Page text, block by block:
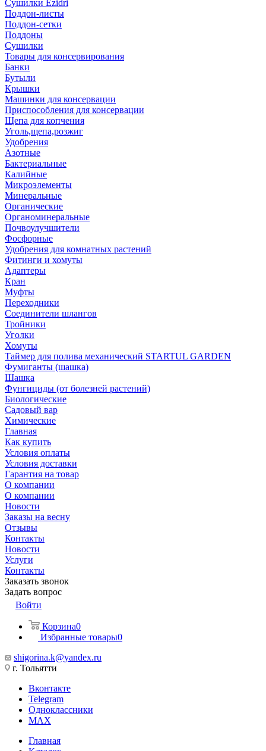
Сушилки Ezidri
Поддон-листы
Поддон-сетки
Поддоны
Сушилки
Товары для консервирования
Банки
Бутыли
Крышки
Машинки для консервации
Приспособления для консервации
Щепа для копчения
Уголь,щепа,розжиг
Удобрения
Азотные
Бактериальные
Калийные
Микроэлементы
Минеральные
Органические
Органоминеральные
Почвоулучшители
Фосфорные
Удобрения для комнатных растений
Фитинги и хомуты
Адаптеры
Кран
Муфты
Переходники
Соединители шлангов
Тройники
Уголки
Хомуты
Таймер для полива механический STARTUL GARDEN
Фумиганты (шашка)
Шашка
Фунгициды (от болезней растений)
Биологические
Садовый вар
Химические
Главная
Как купить
Условия оплаты
Условия доставки
Гарантия на товар
О компании
О компании
Новости
Заказы на весну
Отзывы
Контакты
Новости
Услуги
Контакты
Заказать звонок
Задать вопрос
Войти
Корзина0
Избранные товары0
shigorina.k@yandex.ru
г. Тольятти
Вконтакте
Telegram
Одноклассники
MAX
Главная